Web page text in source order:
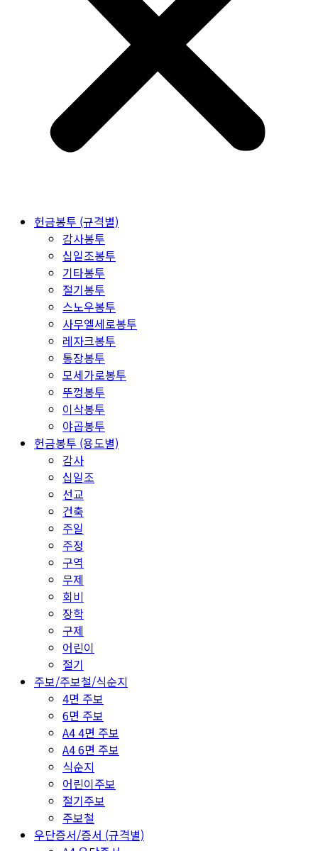
헌금봉투 (규격별)
감사봉투
십일조봉투
기타봉투
절기봉투
스노우봉투
사무엘세로봉투
레자크봉투
통장봉투
모세가로봉투
뚜껑봉투
이삭봉투
야곱봉투
헌금봉투 (용도별)
감사
십일조
선교
건축
주일
주정
구역
무제
회비
장학
구제
어린이
절기
주보/주보철/식순지
4면 주보
6면 주보
A4 4면 주보
A4 6면 주보
식순지
어린이주보
절기주보
주보철
우단증서/증서 (규격별)